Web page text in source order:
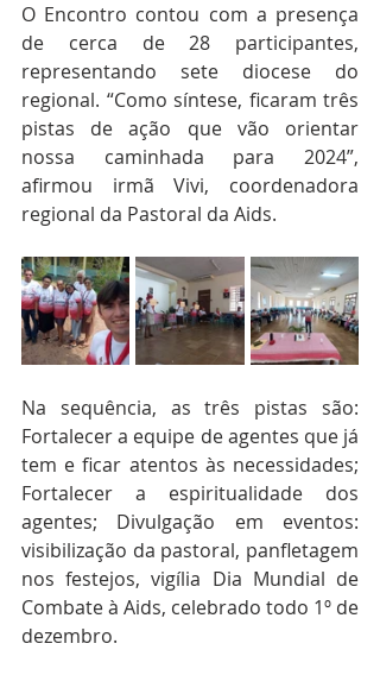
O Encontro contou com a presença
de cerca de 28 participantes,
representando sete diocese do
regional. “Como síntese, ficaram três
pistas de ação que vão orientar
nossa caminhada para 2024”,
afirmou irmã Vivi, coordenadora
regional da Pastoral da Aids.
Na sequência, as três pistas são:
Fortalecer a equipe de agentes que já
tem e ficar atentos às necessidades;
Fortalecer a espiritualidade dos
agentes; Divulgação em eventos:
visibilização da pastoral, panfletagem
nos festejos, vigília Dia Mundial de
Combate à Aids, celebrado todo 1º de
dezembro.